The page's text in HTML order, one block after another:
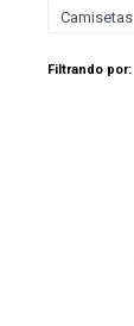
Camisetas
Filtrando por: